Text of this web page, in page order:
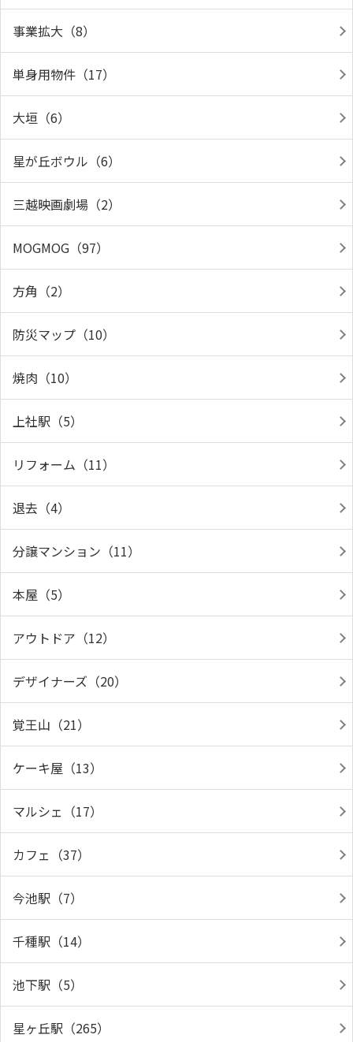
事業拡大（8）
単身用物件（17）
大垣（6）
星が丘ボウル（6）
三越映画劇場（2）
MOGMOG（97）
方角（2）
防災マップ（10）
焼肉（10）
上社駅（5）
リフォーム（11）
退去（4）
分譲マンション（11）
本屋（5）
アウトドア（12）
デザイナーズ（20）
覚王山（21）
ケーキ屋（13）
マルシェ（17）
カフェ（37）
今池駅（7）
千種駅（14）
池下駅（5）
星ヶ丘駅（265）